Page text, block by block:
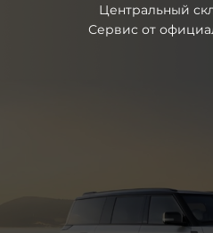
Центральный
Сервис от